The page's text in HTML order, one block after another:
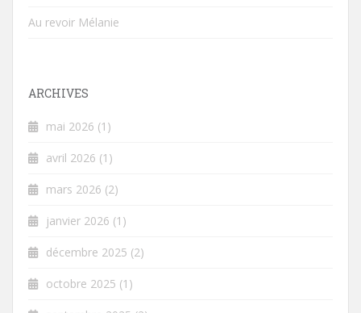
Au revoir Mélanie
ARCHIVES
mai 2026 (1)
avril 2026 (1)
mars 2026 (2)
janvier 2026 (1)
décembre 2025 (2)
octobre 2025 (1)